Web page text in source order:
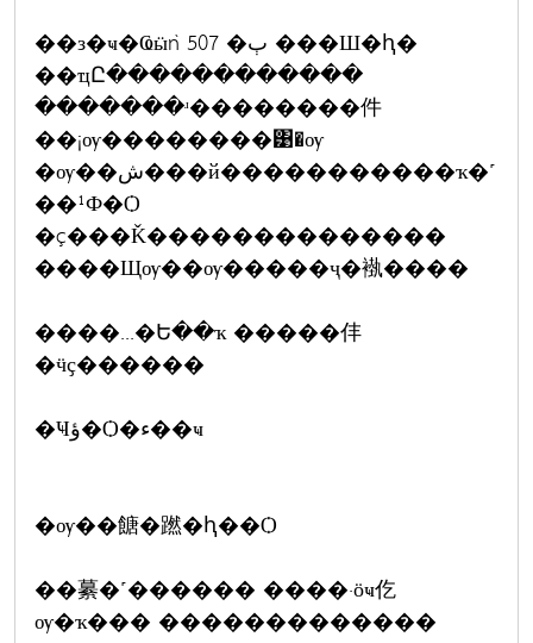
��з�ҹ�Ҩӹǹ 507 �ٻ ���Ш�ԧ�
��ҵԸ������������
�������ʴ��������件
��¡ѹ��������͹�ѹ
�ѹ��ش���й�����������ҡ�˹
��¹Ф�Ѻ
�ç���Ǩ��������������
����Щѹ��ѹ�����ҷ�褹����
����...�Ե��ҡ �����仹
�ӵҫ������
�Ҹؤ�Ѻ�ء��ҹ
�ѹ��餹�蹨�ԧ��Ѻ
��繤�˹������ ����·ӧҹ仡
ѹ�ҡ��� �������������